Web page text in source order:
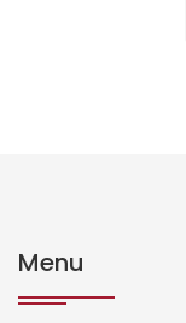
Menu